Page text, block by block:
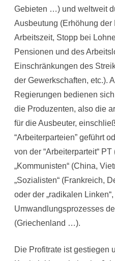
Gebieten …) und weltweit
Ausbeutung (Erhöhung der
Arbeitszeit, Stopp bei
Pensionen und des
Einschränkungen des
der Gewerkschaften, etc.).
Regierungen bedienen
die Produzenten, also die
für die Ausbeuter,
“Arbeiterparteien” geführt
von der “Arbeiterparteit“
„Kommunisten“ (China,
„Sozialisten“ (Frankreich,
oder der „radikalen
Umwandlungsprozesses
(Griechenland …).
Die Profitrate ist gestiegen